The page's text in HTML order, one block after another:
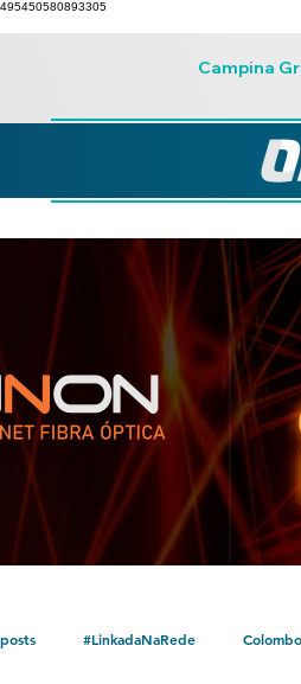
495450580893305
Campina
#LinkadaNaRede Colombo